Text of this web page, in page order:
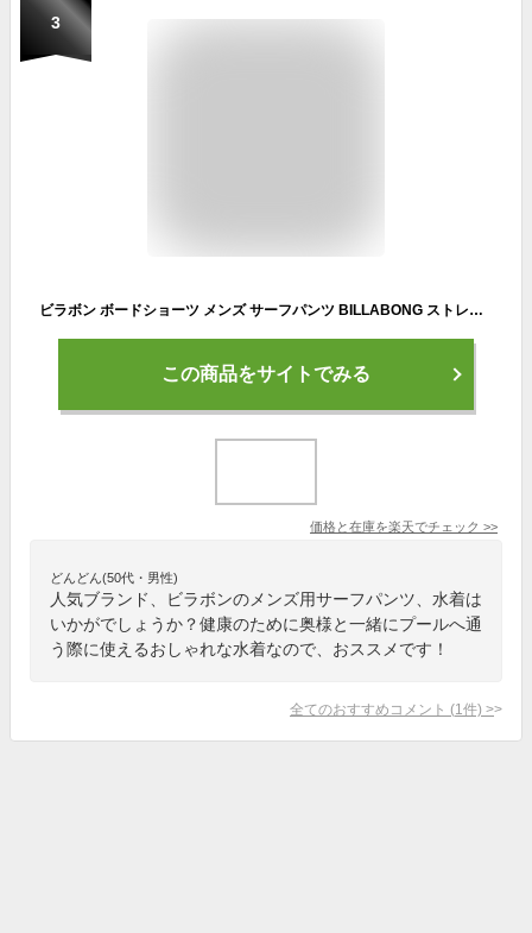
3
ビラボン ボードショーツ メンズ サーフパンツ BILLABONG ストレッチ 水着 サーフブランド 大きいサイズ 海パン サーフトランクス 19inch 【あす楽対応】 BC011-511
この商品をサイトでみる
価格と在庫を楽天でチェック >>
どんどん(50代・男性)
人気ブランド、ビラボンのメンズ用サーフパンツ、水着は
いかがでしょうか？健康のために奥様と一緒にプールへ通
う際に使えるおしゃれな水着なので、おススメです！
全てのおすすめコメント (1 件) >